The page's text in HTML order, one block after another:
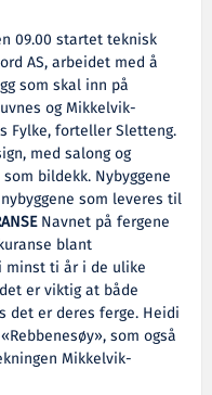
09.00 startet teknisk
AS, arbeidet med å
som skal inn på
og Mikkelvik-
Fylke, forteller Sletteng.
med salong og
bildekk. Nybyggene
som leveres til
Navnet på fergene
blant
minst ti år i de ulike
er viktig at både
det er deres ferge. Heidi
som også
Mikkelvik-